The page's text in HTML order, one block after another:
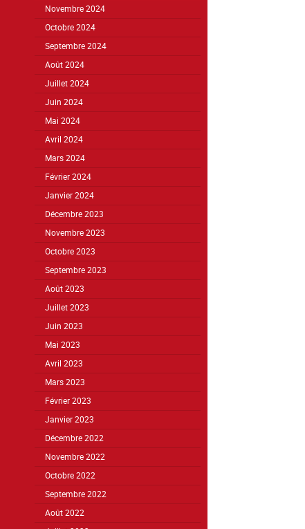
Novembre 2024
Octobre 2024
Septembre 2024
Août 2024
Juillet 2024
Juin 2024
Mai 2024
Avril 2024
Mars 2024
Février 2024
Janvier 2024
Décembre 2023
Novembre 2023
Octobre 2023
Septembre 2023
Août 2023
Juillet 2023
Juin 2023
Mai 2023
Avril 2023
Mars 2023
Février 2023
Janvier 2023
Décembre 2022
Novembre 2022
Octobre 2022
Septembre 2022
Août 2022